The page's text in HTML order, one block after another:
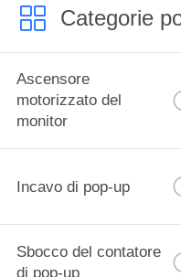
Categorie
Ascensore
motorizzato del
monitor
Incavo di pop-up
Sbocco del contatore
di pop-up